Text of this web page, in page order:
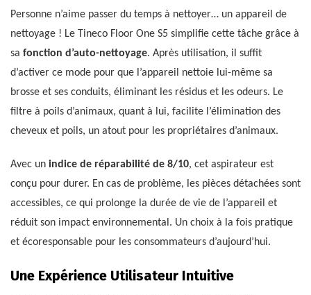
Personne n’aime passer du temps à nettoyer… un appareil de
nettoyage ! Le Tineco Floor One S5 simplifie cette tâche grâce à
sa fonction d’auto-nettoyage. Après utilisation, il suffit
d’activer ce mode pour que l’appareil nettoie lui-même sa
brosse et ses conduits, éliminant les résidus et les odeurs. Le
filtre à poils d’animaux, quant à lui, facilite l’élimination des
cheveux et poils, un atout pour les propriétaires d’animaux.
Avec un indice de réparabilité de 8/10, cet aspirateur est
conçu pour durer. En cas de problème, les pièces détachées sont
accessibles, ce qui prolonge la durée de vie de l’appareil et
réduit son impact environnemental. Un choix à la fois pratique
et écoresponsable pour les consommateurs d’aujourd’hui.
Une Expérience Utilisateur Intuitive